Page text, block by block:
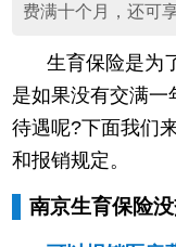
费满十个月，还可
生育保险是为
是如果没有交满一
待遇呢?下面我们
和报销规定。
南京生育保险